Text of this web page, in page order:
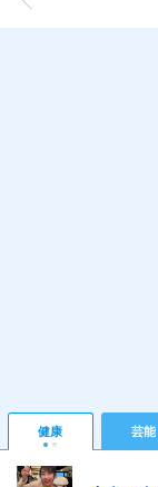
健康 芸能